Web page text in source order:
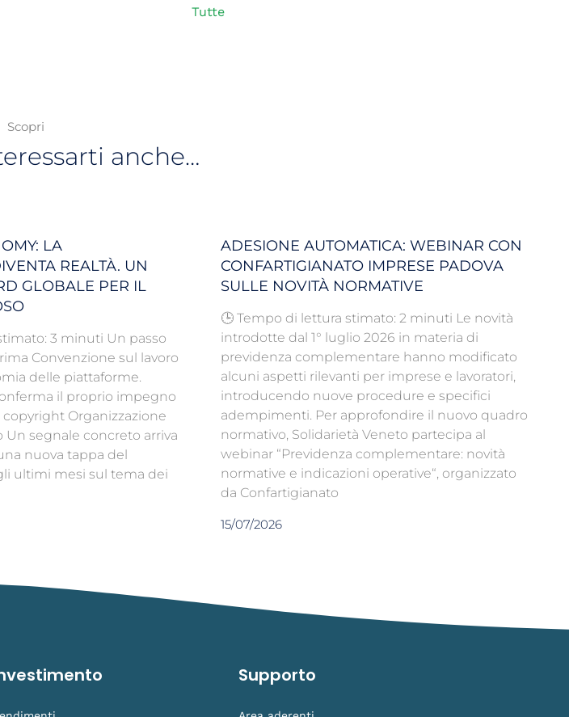
Tutte
Scopri
anche…
LA
REALTÀ. UN
GLOBALE PER IL
3 minuti Un passo
Convenzione sul lavoro
delle piattaforme.
il proprio impegno
Organizzazione
Un segnale concreto arriva
nuova tappa del
ultimi mesi sul tema dei
ADESIONE AUTOMATICA: WEBINAR CON
CONFARTIGIANATO IMPRESE PADOVA
SULLE NOVITÀ NORMATIVE
🕒 Tempo di lettura stimato: 2 minuti Le novità
introdotte dal 1° luglio 2026 in materia di
previdenza complementare hanno modificato
alcuni aspetti rilevanti per imprese e lavoratori,
introducendo nuove procedure e specifici
adempimenti. Per approfondire il nuovo quadro
normativo, Solidarietà Veneto partecipa al
webinar “Previdenza complementare: novità
normative e indicazioni operative“, organizzato
da Confartigianato
15/07/2026
Supporto